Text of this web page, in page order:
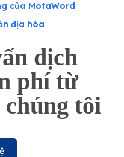
của MotaWord
địa hóa
dịch
phí từ
tôi